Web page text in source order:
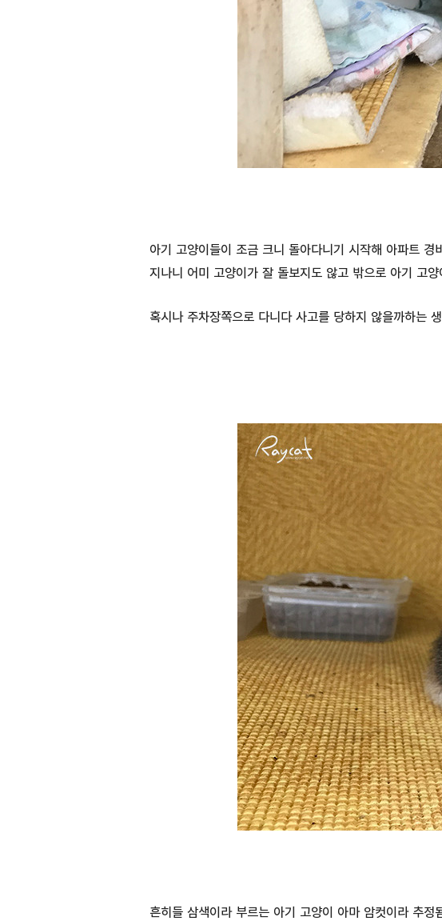
아기 고양이들이 조금 크니 돌아다니기 시작해 아파트
지나니 어미 고양이가 잘 돌보지도 않고 밖으로 아기 고
혹시나 주차장쪽으로 다니다 사고를 당하지 않을까하는
흔히들 삼색이라 부르는 아기 고양이 아마 암컷이라 추정